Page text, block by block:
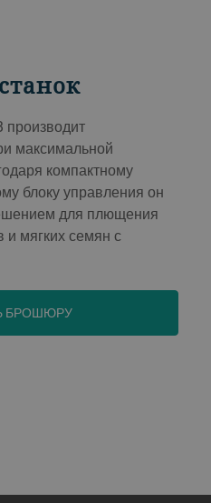
максимальной
компактному
блоку управления он
для плющения
мягких семян с
БРОШЮРУ